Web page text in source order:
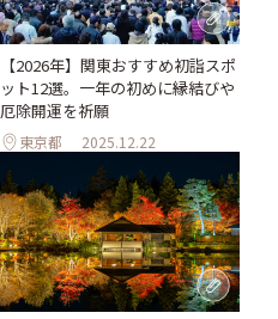
【2026年】関東おすすめ初詣スポ
ット12選。一年の初めに縁結びや
厄除開運を祈願
東京都 2025.12.22